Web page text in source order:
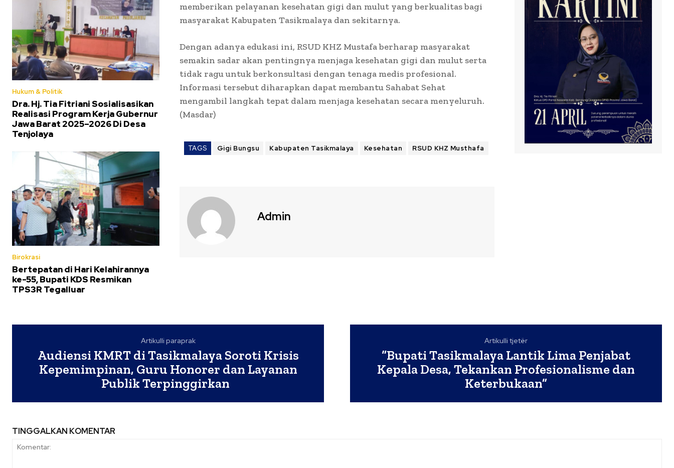
Hukum & Politik
Dra. Hj. Tia Fitriani Sosialisasikan
Realisasi Program Kerja Gubernur
Jawa Barat 2025–2026 Di Desa
Tenjolaya
Birokrasi
Bertepatan di Hari Kelahirannya
ke-55, Bupati KDS Resmikan
TPS3R Tegalluar
memberikan pelayanan kesehatan gigi dan mulut yang berkualitas bagi
masyarakat Kabupaten Tasikmalaya dan sekitarnya.
Dengan adanya edukasi ini, RSUD KHZ Mustafa berharap masyarakat
semakin sadar akan pentingnya menjaga kesehatan gigi dan mulut serta
tidak ragu untuk berkonsultasi dengan tenaga medis profesional.
Informasi tersebut diharapkan dapat membantu Sahabat Sehat
mengambil langkah tepat dalam menjaga kesehatan secara menyeluruh.
(Masdar)
TAGS Gigi Bungsu Kabupaten Tasikmalaya Kesehatan RSUD KHZ Musthafa
Admin
Artikulli paraprak
Audiensi KMRT di Tasikmalaya Soroti Krisis
Kepemimpinan, Guru Honorer dan Layanan
Publik Terpinggirkan
Artikulli tjetër
“Bupati Tasikmalaya Lantik Lima Penjabat
Kepala Desa, Tekankan Profesionalisme dan
Keterbukaan”
TINGGALKAN KOMENTAR